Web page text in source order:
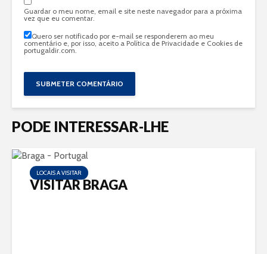
Guardar o meu nome, email e site neste navegador para a próxima
vez que eu comentar.
Quero ser notificado por e-mail se responderem ao meu
comentário e, por isso, aceito a Política de Privacidade e Cookies de
portugaldir.com.
PODE INTERESSAR-LHE
LOCAIS A VISITAR
VISITAR BRAGA